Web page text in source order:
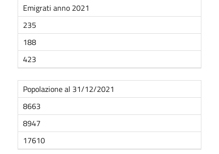
Emigrati anno 2021
235
188
423
Popolazione al 31/12/2021
8663
8947
17610